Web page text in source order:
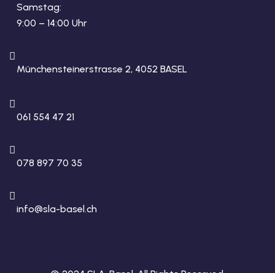
Samstag:
9:00 – 14:00 Uhr
Münchensteinerstrasse 2, 4052 BASEL
061 554 47 21
078 897 70 35
info@sla-basel.ch